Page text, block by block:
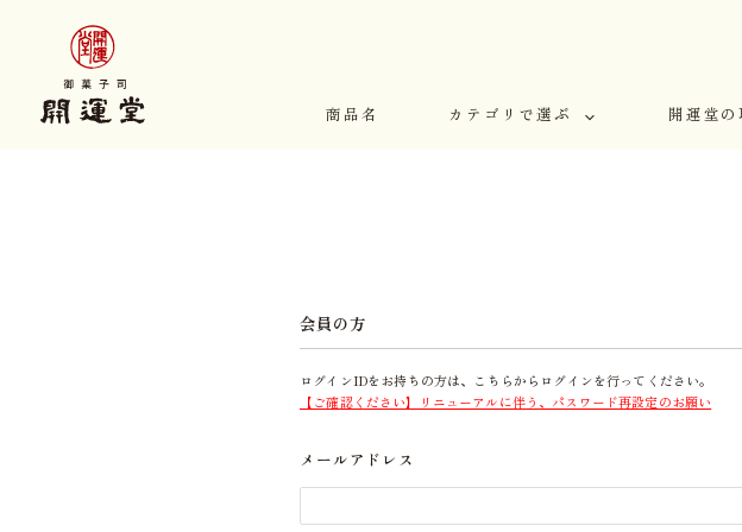
商品名 カテゴリで選ぶ 開運堂
会員の方
ログインIDをお持ちの方は、こちらからログインを行ってください。
【ご確認ください】リニューアルに伴う、パスワード再設定のお願い
メールアドレス